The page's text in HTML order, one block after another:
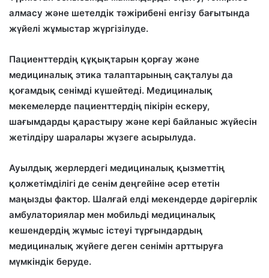
алмасу және шетелдік тәжірибені енгізу бағытында
жүйелі жұмыстар жүргізілуде.
Пациенттердің құқықтарын қорғау және
медициналық этика талаптарының сақталуы да
қоғамдық сенімді күшейтеді. Медициналық
мекемелерде пациенттердің пікірін ескеру,
шағымдарды қарастыру және кері байланыс жүйесін
жетілдіру шаралары жүзеге асырылуда.
Ауылдық жерлердегі медициналық қызметтің
қолжетімділігі де сенім деңгейіне әсер ететін
маңызды фактор. Шалғай елді мекендерде дәрігерлік
амбулаториялар мен мобильді медициналық
кешендердің жұмыс істеуі тұрғындардың
медициналық жүйеге деген сенімін арттыруға
мүмкіндік беруде.